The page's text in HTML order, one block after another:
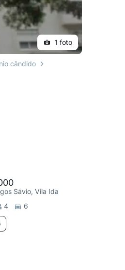
1 foto
cândido
Sávio, Vila Ida
4 6